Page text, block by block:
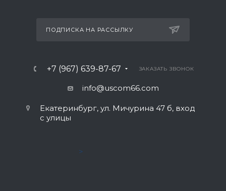
ПОДПИСКА НА РАССЫЛКУ
+7 (967) 639-87-67 ЗАКАЗАТЬ ЗВОНОК
info@uscom66.com
Екатеринбург, ул. Мичурина 47 б, вход
с улицы
>